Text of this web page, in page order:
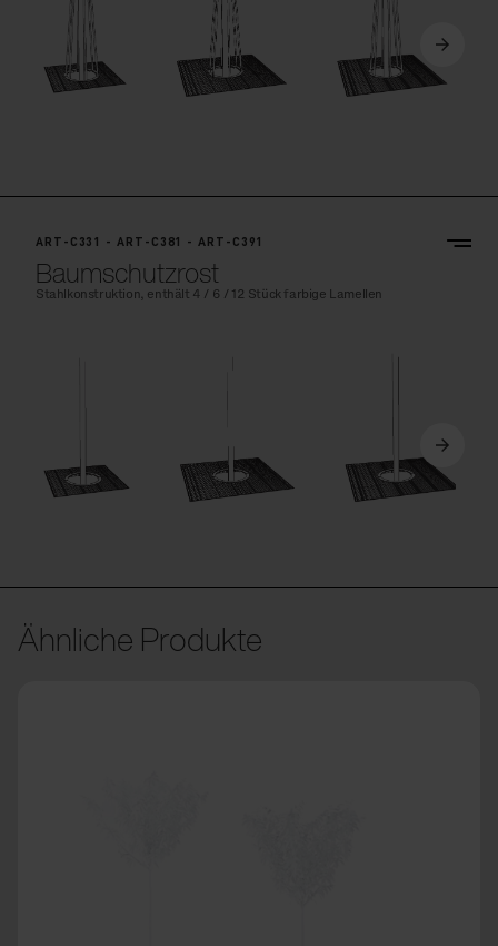
ART-C331 - ART-C381 - ART-C391
Baumschutzrost
Stahlkonstruktion, enthält 4 / 6 / 12 Stück farbige Lamellen
Ähnliche Produkte